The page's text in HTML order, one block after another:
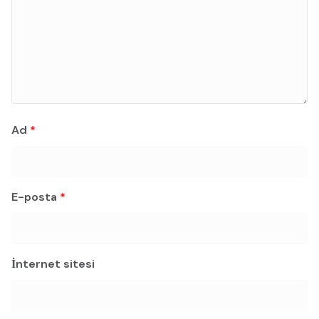
Ad *
E-posta *
İnternet sitesi